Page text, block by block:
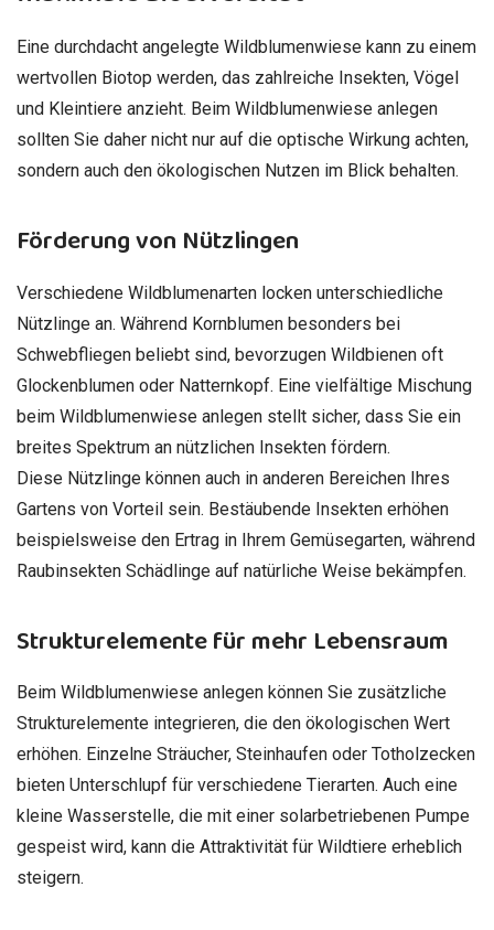
Eine durchdacht angelegte Wildblumenwiese kann zu einem
wertvollen Biotop werden, das zahlreiche Insekten, Vögel
und Kleintiere anzieht. Beim Wildblumenwiese anlegen
sollten Sie daher nicht nur auf die optische Wirkung achten,
sondern auch den ökologischen Nutzen im Blick behalten.
Förderung von Nützlingen
Verschiedene Wildblumenarten locken unterschiedliche
Nützlinge an. Während Kornblumen besonders bei
Schwebfliegen beliebt sind, bevorzugen Wildbienen oft
Glockenblumen oder Natternkopf. Eine vielfältige Mischung
beim Wildblumenwiese anlegen stellt sicher, dass Sie ein
breites Spektrum an nützlichen Insekten fördern.
Diese Nützlinge können auch in anderen Bereichen Ihres
Gartens von Vorteil sein. Bestäubende Insekten erhöhen
beispielsweise den Ertrag in Ihrem Gemüsegarten, während
Raubinsekten Schädlinge auf natürliche Weise bekämpfen.
Strukturelemente für mehr Lebensraum
Beim Wildblumenwiese anlegen können Sie zusätzliche
Strukturelemente integrieren, die den ökologischen Wert
erhöhen. Einzelne Sträucher, Steinhaufen oder Totholzecken
bieten Unterschlupf für verschiedene Tierarten. Auch eine
kleine Wasserstelle, die mit einer solarbetriebenen Pumpe
gespeist wird, kann die Attraktivität für Wildtiere erheblich
steigern.